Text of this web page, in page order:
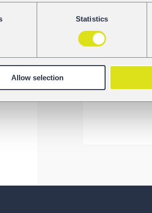
Statistics
Allow selection